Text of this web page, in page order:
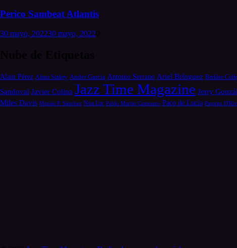
Perico Sambeat Atlantis
30 mayo, 202230 mayo, 2022
Alain Pérez Alana Sinkey Ander García Antonio Serrano Ariel Brínguez Berklee
Sandoval Javier Colina Jazz Time Magazine Jerry
Miles Davis Moisés P. Sánchez Noa Lur Pablo Martín Caminero Paco de Lucía Paquito